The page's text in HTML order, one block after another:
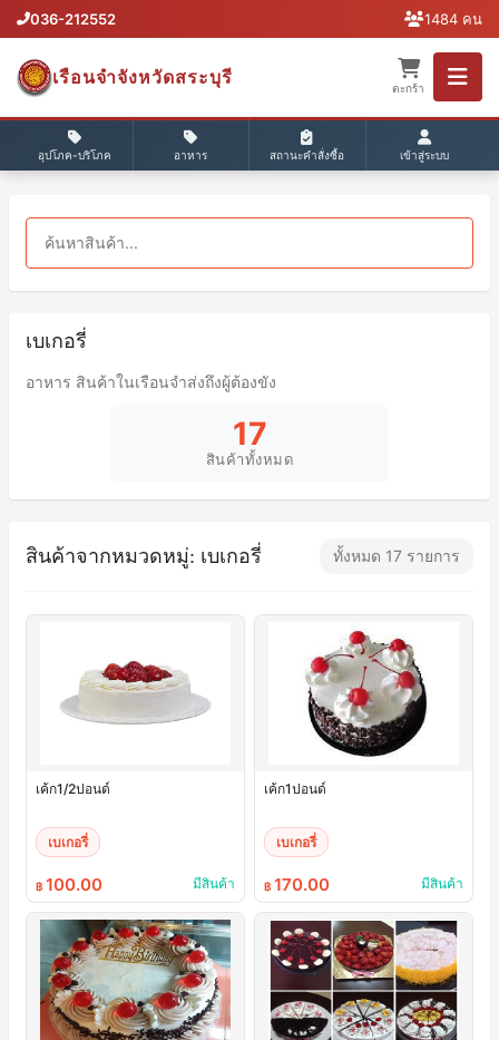
036-212552 1484 คน
เรือนจำจังหวัดสระบุรี
ตะกร้า
อุปโภค-บริโภค อาหาร สถานะคำสั่งซื้อ เข้าสู่ระบบ
เบเกอรี่
อาหาร สินค้าในเรือนจำส่งถึงผู้ต้องขัง
17
สินค้าทั้งหมด
สินค้าจากหมวดหมู่: เบเกอรี่ ทั้งหมด 17 รายการ
เค้ก1/2ปอนด์
เบเกอรี่
฿ 100.00 มีสินค้า
เค้ก1ปอนด์
เบเกอรี่
฿ 170.00 มีสินค้า